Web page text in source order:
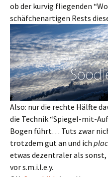
ob der kurvig fliegenden
schäfchenartigen Rests
Also: nur die rechte Hälfte
die Technik “Spiegel-mit-
Bogen führt… Tuts zwar
trotzdem gut an und ich
etwas dezentraler als
vor s.m.i.l.e.y.